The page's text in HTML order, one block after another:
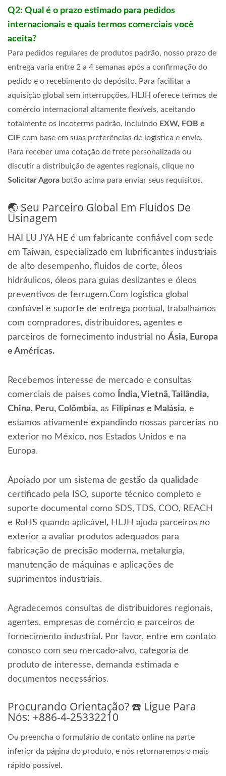
Q2: Qual é o prazo estimado para pedidos
internacionais e quais termos comerciais você
aceita?
Para pedidos regulares de produtos padrão, nosso prazo de
entrega varia entre 2 a 4 semanas após a confirmação do
pedido e o recebimento do depósito. Para facilitar a
aquisição global sem interrupções, HLJH oferece termos de
comércio internacional altamente flexíveis, aceitando
totalmente os Incoterms padrão, incluindo EXW, FOB e
CIF com base em suas preferências de logística e envio.
Para receber uma cotação de frete personalizada ou
discutir a distribuição de agentes regionais, clique no
Solicitar Agora botão acima para enviar seus requisitos.
🌏 Seu Parceiro Global Em Fluidos De
Usinagem
HAI LU JYA HE é um fabricante confiável com sede
em Taiwan, especializado em lubrificantes industriais
de alto desempenho, fluidos de corte, óleos
hidráulicos, óleos para guias deslizantes e óleos
preventivos de ferrugem.Com logística global
confiável e suporte de entrega pontual, trabalhamos
com compradores, distribuidores, agentes e
parceiros de fornecimento industrial no Ásia, Europa
e Américas.
Recebemos interesse de mercado e consultas
comerciais de países como
Índia, Vietnã, Tailândia,
China, Peru, Colômbia, as Filipinas e Malásia, e
estamos ativamente expandindo nossas parcerias no
exterior no México, nos Estados Unidos e na
Europa.
Apoiado por um sistema de gestão da qualidade
certificado pela ISO, suporte técnico completo e
suporte documental como SDS, TDS, COO, REACH
e RoHS quando aplicável, HLJH ajuda parceiros no
exterior a avaliar produtos adequados para
fabricação de precisão moderna, metalurgia,
manutenção de máquinas e aplicações de
suprimentos industriais.
Agradecemos consultas de distribuidores regionais,
agentes, empresas de comércio e parceiros de
fornecimento industrial. Por favor, entre em contato
conosco com seu mercado-alvo, categoria de
produto de interesse, demanda estimada e
documentos necessários.
Procurando Orientação? ☎️ Ligue Para
Nós: +886-4-25332210
Ou preencha o formulário de contato online na parte
inferior da página do produto, e nós retornaremos o mais
rápido possível.